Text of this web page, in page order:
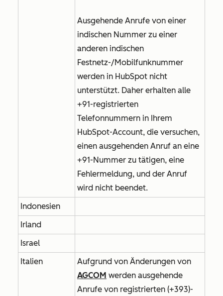
Ausgehende Anrufe von einer
indischen Nummer zu einer
anderen indischen
Festnetz-/Mobilfunknummer
werden in HubSpot nicht
unterstützt. Daher erhalten alle
+91-registrierten
Telefonnummern in Ihrem
HubSpot-Account, die versuchen,
einen ausgehenden Anruf an eine
+91-Nummer zu tätigen, eine
Fehlermeldung, und der Anruf
wird nicht beendet.
Indonesien
Irland
Israel
Italien
Aufgrund von Änderungen von
AGCOM werden ausgehende
Anrufe von registrierten (+393)-